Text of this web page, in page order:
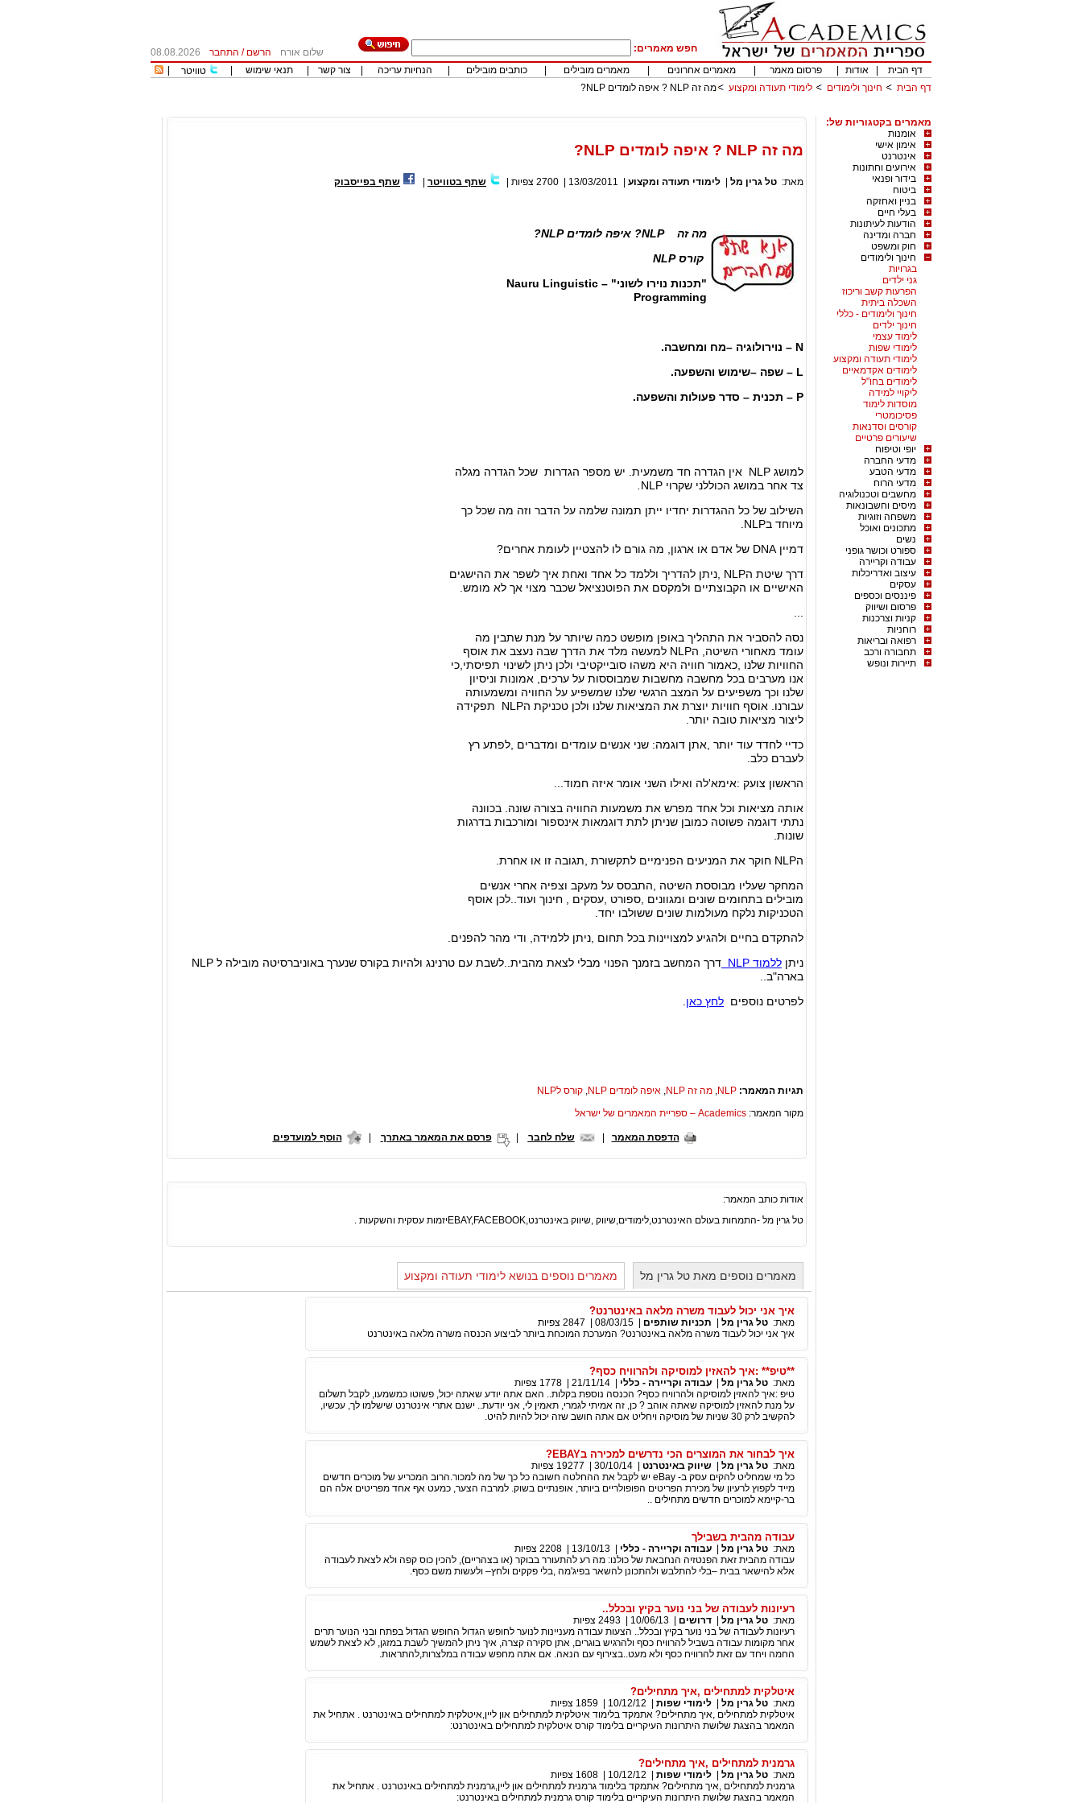
חפש מאמרים: שלום אורח הרשם / התחבר
08.08.2026
דף הבית
אודות פרסום מאמר מאמרים אחרונים מאמרים מובילים כותבים מובילים הנחיות עריכה צור קשר תנאי שימוש טוויטר
דף הבית
חינוך ולימודים לימודי תעודה ומקצוע מה זה NLP ? איפה לומדים NLP?
מאמרים בקטגוריות של:
אומנות
אימון אישי
אינטרנט
אירועים וחתונות
בידור ופנאי
ביטוח
בניין ואחזקה
בעלי חיים
הודעות לעיתונות
חברה ומדינה
חוק ומשפט
חינוך ולימודים
בגרויות
גני ילדים
הפרעות קשב וריכוז
השכלה ביתית
חינוך ולימודים - כללי
חינוך ילדים
לימוד עצמי
לימודי שפות
לימודי תעודה ומקצוע
לימודים אקדמאיים
לימודים בחו"ל
ליקויי למידה
מוסדות לימוד
פסיכומטרי
קורסים וסדנאות
שיעורים פרטיים
יופי וטיפוח
מדעי החברה
מדעי הטבע
מדעי הרוח
מחשבים וטכנולוגיה
מיסים וחשבונאות
משפחה וזוגיות
מתכונים ואוכל
נשים
ספורט וכושר גופני
עבודה וקריירה
עיצוב ואדריכלות
עסקים
פיננסים וכספים
פרסום ושיווק
קניות וצרכנות
רוחניות
רפואה ובריאות
תחבורה ורכב
תיירות ונופש
מה זה NLP ? איפה לומדים NLP?
מאת: טל גרין מל לימודי תעודה ומקצוע 13/03/2011
2700 צפיות שתף בטוויטר שתף בפייסבוק
מה זהNLP? איפה לומדיםNLP
?
קורס NLP
"תכנות נוירו לשוני" – Nauru Linguistic
Programming
N – נוירולוגיה –מח ומחשבה.
L – שפה –שימוש והשפעה.
P – תכנית – סדר פעולות והשפעה.
למושג NLP אין הגדרה חד משמעית. יש מספר הגדרות שכל הגדרה מגלה
צד אחר במושג הכוללני שקרוי NLP
השילוב של כל ההגדרות יחדיו ייתן תמונה שלמה על הדבר וזה מה שכל כך
מיוחד בNLP.
דמיין DNA של אדם או ארגון, מה גורם לו להצטיין לעומת אחרים?
דרך שיטת הNLP ,ניתן להדריך וללמד כל אחד ואחת איך לשפר את ההישגים
האישיים או הקבוצתיים ולמקסם את הפוטנציאל שכבר מצוי אך לא מומש.
נסה להסביר את התהליך באופן מופשט כמה שיותר על מנת שתבין מה
עומד מאחורי השיטה, הNLP למעשה מלד את הדרך שבה נעצב את אוסף
החוויות שלנו ,כאמור חוויה היא משהו סובייקטיבי ולכן ניתן לשינוי תפיסתי,כי
אנו מערבים בכל מחשבה מחשבות שמבוססות על ערכים, אמונות וניסיון
שלנו וכך משפיעים על המצב הרגשי שלנו שמשפיע על החוויה ומשמעותה
עבורנו. אוסף חוויות יוצרת את המציאות שלנו ולכן טכניקת הNLP תפקידה
ליצור מציאות טובה יותר.
כדיי לחדד עוד יותר ,אתן דוגמה: שני אנשים עומדים ומדברים ,לפתע רץ
לעברם כלב.
הראשון צועק :אימא'לה ואילו השני אומר איזה חמוד...
אותה מציאות וכל אחד מפרש את משמעות החוויה בצורה שונה. בכוונה
נתתי דוגמה פשוטה כמובן שניתן לתת דוגמאות אינספור ומורכבות בדרגות
שונות.
הNLP חוקר את המניעים הפנימיים לתקשורת ,תגובה זו או אחרת.
המחקר שעליו מבוססת השיטה ,התבסס על מעקב וצפיה אחרי אנשים
מובילים בתחומים שונים ומגוונים ,ספורט ,עסקים , חינוך ועוד..לכן אוסף
הטכניקות נלקח מעולמות שונים ששולבו יחד.
להתקדם בחיים ולהגיע למצויינות בכל תחום ,ניתן ללמידה, ודי מהר להפנים.
ניתן ללמוד NLP
דרך המחשב בזמנך הפנוי מבלי לצאת מהבית..לשבת עם טרנינג ולהיות בקורס שנערך באוניברסיטה מובילה ל NLP
בארה"ב..
לפרטים נוספים לחץ כאן
תגיות המאמר: NLP
, מה זה NLP , איפה לומדים NLP , קורס לNLP
מקור המאמר: Academics – ספריית המאמרים של ישראל
הדפסת המאמר שלח לחבר פרסם את המאמר באתרך | הוסף למועדפים
אודות כותב המאמר:
טל גרין מל -התמחות בעולם האינטרנט,לימודים,שיווק ,שיווק באינטרנט,EBAY,FACEBOOKיזמות עסקית והשקעות .
מאמרים נוספים מאת טל גרין מל מאמרים נוספים בנושא לימודי תעודה ומקצוע
איך אני יכול לעבוד משרה מלאה באינטרנט?
מאת: טל גרין מל תכניות שותפים 08/03/15
2847 צפיות
איך אני יכול לעבוד משרה מלאה באינטרנט? המערכת המוכחת ביותר לביצוע הכנסה משרה מלאה באינטרנט
**טיפ** :איך להאזין למוסיקה ולהרוויח כסף?
מאת: טל גרין מל עבודה וקריירה - כללי 21/11/14
1778 צפיות
טיפ :איך להאזין למוסיקה ולהרוויח כסף? הכנסה נוספת בקלות.. האם אתה יודע שאתה יכול, פשוטו כמשמעו, לקבל תשלום
על מנת להאזין למוסיקה שאתה אוהב ? כן, זה אמיתי לגמרי, תאמין לי, אני יודעת.. ישנם אתרי אינטרנט שישלמו לך, עכשיו,
להקשיב לרק 30 שניות של מוסיקה ויחליט אם אתה חושב שזה יכול להיות להיט.
איך לבחור את המוצרים הכי נדרשים למכירה בEBAY?
מאת: טל גרין מל שיווק באינטרנט 30/10/14
19277 צפיות
כל מי שמחליט להקים עסק ב- eBay יש לקבל את ההחלטה חשובה כל כך של מה למכור.הרוב המכריע של מוכרים חדשים
מייד לקפוץ לרעיון של מכירת הפריטים הפופולריים ביותר, אופנתיים בשוק. למרבה הצער, כמעט אף אחד מפריטים אלה הם
בר-קיימא למוכרים חדשים מתחילים ..
עבודה מהבית בשבילך
מאת: טל גרין מל עבודה וקריירה - כללי 13/10/13
2208 צפיות
עבודה מהבית זאת הפנטזיה הנחבאת של כולנו: מה רע להתעורר בבוקר (או בצהריים), להכין כוס קפה ולא לצאת לעבודה
אלא להישאר בבית –בלי להתלבש ולהתכונן להשאר בפיג'מה ,בלי פקקים ולחץ– ולעשות משם כסף.
רעיונות לעבודה של בני נוער בקיץ ובכלל..
מאת: טל גרין מל דרושים 10/06/13
2493 צפיות
רעיונות לעבודה של בני נוער בקיץ ובכלל.. הצעות עבודה מעניינות לנוער לחופש הגדול החופש הגדול בפתח ובני הנוער תרים
אחר מקומות עבודה בשביל להרוויח כסף ולהרגיש בוגרים, אתן סקירה קצרה, איך ניתן להמשיך לשבת במזגן, לא לצאת לשמש
החמה ויחד עם זאת להרוויח כסף ולא מעט..בצירוף עם הנאה. אם אתה מחפש עבודה במלצרות,להתראות.
איטלקית למתחילים ,איך מתחילים?
מאת: טל גרין מל לימודי שפות 10/12/12
1859 צפיות
איטלקית למתחילים ,איך מתחילים? אתמקד בלימוד איטלקית למתחילים און ליין,איטלקית למתחילים באינטרנט . אתחיל את
המאמר בהצגת שלושת היתרונות העיקריים בלימוד קורס איטלקית למתחילים באינטרנט:
גרמנית למתחילים ,איך מתחילים?
מאת: טל גרין מל לימודי שפות 10/12/12
1608 צפיות
גרמנית למתחילים ,איך מתחילים? אתמקד בלימוד גרמנית למתחילים און ליין,גרמנית למתחילים באינטרנט . אתחיל את
המאמר בהצגת שלושת היתרונות העיקריים בלימוד קורס גרמנית למתחילים באינטרנט: